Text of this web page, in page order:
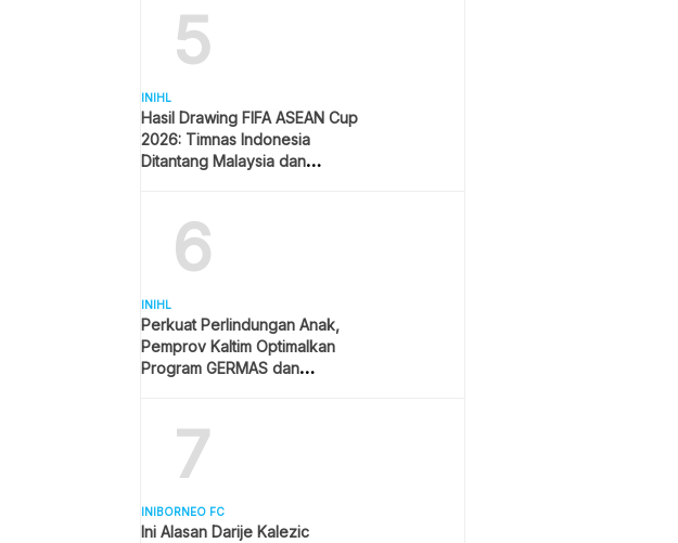
5
INIHL
Hasil Drawing FIFA ASEAN Cup
2026: Timnas Indonesia
Ditantang Malaysia dan
6
INIHL
Perkuat Perlindungan Anak,
Pemprov Kaltim Optimalkan
Program GERMAS dan
7
INIBORNEO FC
Ini Alasan Darije Kalezic